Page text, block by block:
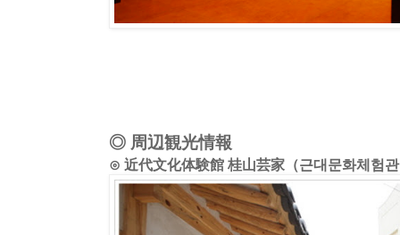
◎ 周辺観光情報
⊙ 近代文化体験館 桂山芸家（근대문화체험